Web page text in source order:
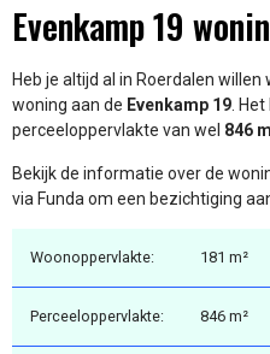
Evenkamp 19
Heb je altijd al in Roerdalen
woning aan de Evenkamp 19.
perceeloppervlakte van wel 846
Bekijk de informatie over de
via Funda om een bezichtiging
Woonoppervlakte: 181 m²
Perceeloppervlakte: 846 m²